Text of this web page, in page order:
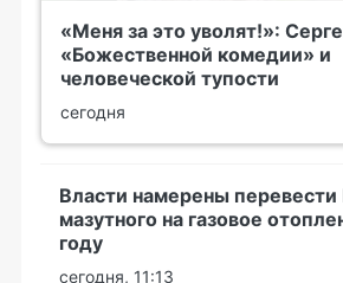
«Меня за это уволят!»:
«Божественной комедии» и
человеческой тупости
сегодня
Власти намерены перевести
мазутного на газовое
году
сегодня, 11:13